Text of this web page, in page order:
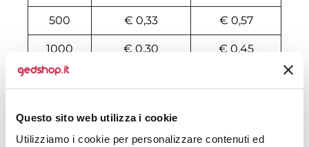
Questo sito web utilizza i cookie
Utilizziamo i cookie per personalizzare contenuti ed
500 € 0,33 € 0,57
1000 € 0,30 € 0,45
2000
4000 € 0,36